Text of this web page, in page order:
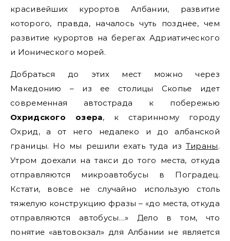
красивейших курортов Албании, развитие
которого, правда, началось чуть позднее, чем
развитие курортов на берегах Адриатического
и Ионического морей.
Добраться до этих мест можно через
Македонию – из ее столицы Скопье идет
современная автострада к побережью
Охридского озера, к старинному городу
Охрид, а от него недалеко и до албанской
границы. Но мы решили ехать туда из Тираны.
Утром доехали на такси до того места, откуда
отправляются микроавтобусы в Поградец.
Кстати, вовсе не случайно использую столь
тяжелую конструкцию фразы – «до места, откуда
отправляются автобусы…» Дело в том, что
понятие «автовокзал» для Албании не является